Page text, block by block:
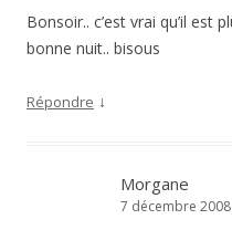
Bonsoir.. c’est vrai qu’il est
bonne nuit.. bisous
Répondre ↓
Morgane
7 décembre